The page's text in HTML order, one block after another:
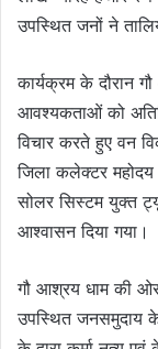
उपस्थित जनों ने
कार्यक्रम के दौरान
आवश्यकताओं को
विचार करते हुए वन
जिला कलेक्टर महोदय
सोलर सिस्टम युक्त
आश्वासन दिया गया।
गौ आश्रय धाम की
उपस्थित जनसमुदाय